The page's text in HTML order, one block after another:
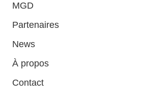
MGD
Partenaires
News
À propos
Contact